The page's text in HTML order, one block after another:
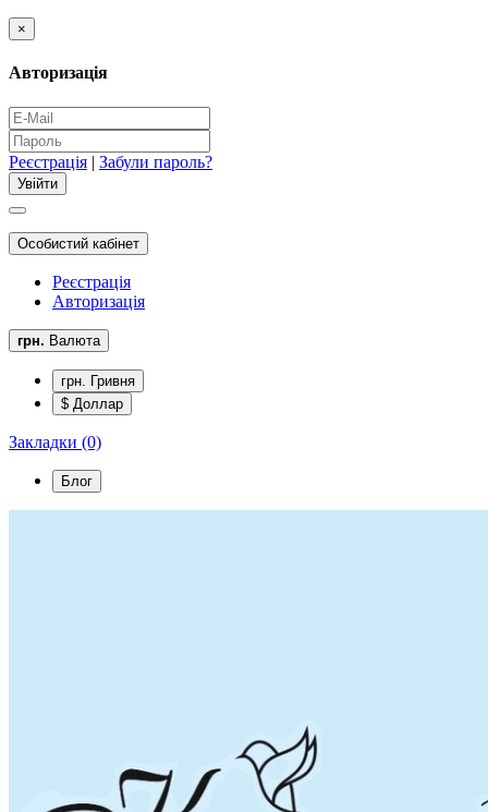
×
Авторизація
Реєстрація | Забули пароль?
Особистий кабінет
Реєстрація
Авторизація
грн. Валюта
грн. Гривня
$ Доллар
Закладки (0)
Блог